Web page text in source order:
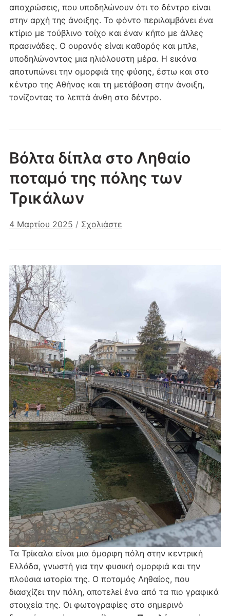
αποχρώσεις, που υποδηλώνουν ότι το δέντρο είναι
στην αρχή της άνοιξης. Το φόντο περιλαμβάνει ένα
κτίριο με τούβλινο τοίχο και έναν κήπο με άλλες
πρασινάδες. Ο ουρανός είναι καθαρός και μπλε,
υποδηλώνοντας μια ηλιόλουστη μέρα. Η εικόνα
αποτυπώνει την ομορφιά της φύσης, έστω και στο
κέντρο της Αθήνας και τη μετάβαση στην άνοιξη,
τονίζοντας τα λεπτά άνθη στο δέντρο.
Βόλτα δίπλα στο Ληθαίο
ποταμό της πόλης των
Τρικάλων
4 Μαρτίου 2025 / Σχολιάστε
Τα Τρίκαλα είναι μια όμορφη πόλη στην κεντρική
Ελλάδα, γνωστή για την φυσική ομορφιά και την
πλούσια ιστορία της. Ο ποταμός Ληθαίος, που
διασχίζει την πόλη, αποτελεί ένα από τα πιο γραφικά
στοιχεία της. Οι φωτογραφίες στο σημερινό